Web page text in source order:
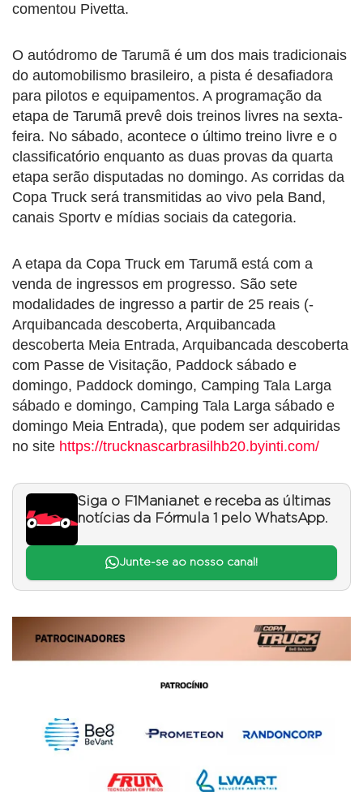
comentou Pivetta.
O autódromo de Tarumã é um dos mais tradicionais
do automobilismo brasileiro, a pista é desafiadora
para pilotos e equipamentos. A programação da
etapa de Tarumã prevê dois treinos livres na sexta-
feira. No sábado, acontece o último treino livre e o
classificatório enquanto as duas provas da quarta
etapa serão disputadas no domingo. As corridas da
Copa Truck será transmitidas ao vivo pela Band,
canais Sportv e mídias sociais da categoria.
A etapa da Copa Truck em Tarumã está com a
venda de ingressos em progresso. São sete
modalidades de ingresso a partir de 25 reais (-
Arquibancada descoberta, Arquibancada
descoberta Meia Entrada, Arquibancada descoberta
com Passe de Visitação, Paddock sábado e
domingo, Paddock domingo, Camping Tala Larga
sábado e domingo, Camping Tala Larga sábado e
domingo Meia Entrada), que podem ser adquiridas
no site https://trucknascarbrasilhb20.byinti.com/
Siga o F1Mania.net e receba as últimas
notícias da Fórmula 1 pelo WhatsApp.
Junte-se ao nosso canal!